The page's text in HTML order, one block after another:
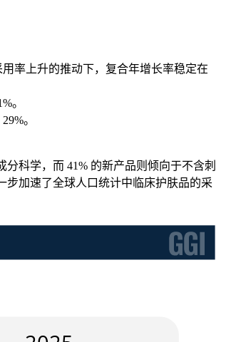
用率上升的推动下，复合年增长率稳定在
。
。
科学，而 41% 的新产品则倾向于不含刺
步加速了全球人口统计中临床护肤品的采